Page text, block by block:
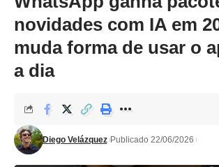
novidades com IA em
muda forma de usar o
a dia
Diego Velázquez Publicado 22/06/2026